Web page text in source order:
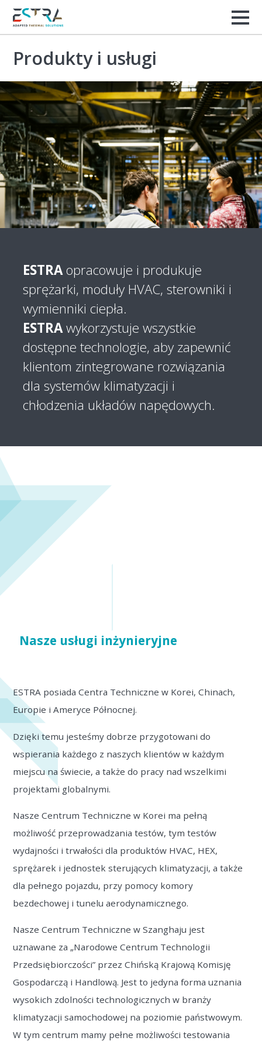
Produkty i usługi
ESTRAopracowuje i produkuje
sprężarki, moduły HVAC, sterowniki i
wymienniki ciepła.
ESTRAwykorzystuje wszystkie
dostępne technologie, aby zapewnić
klientom zintegrowane rozwiązania
dla systemów klimatyzacji i
chłodzenia układów napędowych.
Nasze usługi inżynieryjne
ESTRA posiada Centra Techniczne w Korei, Chinach,
Europie i Ameryce Północnej.
Dzięki temu jesteśmy dobrze przygotowani do
wspierania każdego z naszych klientów w każdym
miejscu na świecie, a także do pracy nad wszelkimi
projektami globalnymi.
Nasze Centrum Techniczne w Korei ma pełną
możliwość przeprowadzania testów, tym testów
wydajności i trwałości dla produktów HVAC, HEX,
sprężarek i jednostek sterujących klimatyzacji, a także
dla pełnego pojazdu, przy pomocy komory
bezdechowej i tunelu aerodynamicznego.
Nasze Centrum Techniczne w Szanghaju jest
uznawane za „Narodowe Centrum Technologii
Przedsiębiorczości” przez Chińską Krajową Komisję
Gospodarczą i Handlową. Jest to jedyna forma uznania
wysokich zdolności technologicznych w branży
klimatyzacji samochodowej na poziomie państwowym.
W tym centrum mamy pełne możliwości testowania